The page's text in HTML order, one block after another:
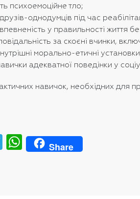
психоемоційне тло;
однодумців під час
у правильності життя
за скоєні вчинки,
морально-етичні
адекватної поведінки у
навичок, необхідних для
Telegram
WhatsApp
Share